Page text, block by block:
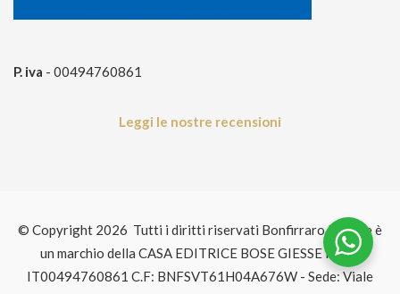
P. iva - 00494760861
Leggi le nostre recensioni
© Copyright 2026 Tutti i diritti riservati Bonfirraro Editore è
un marchio della CASA EDITRICE BOSE GIESSE P.IVA:
IT00494760861 C.F: BNFSVT61H04A676W - Sede: Viale